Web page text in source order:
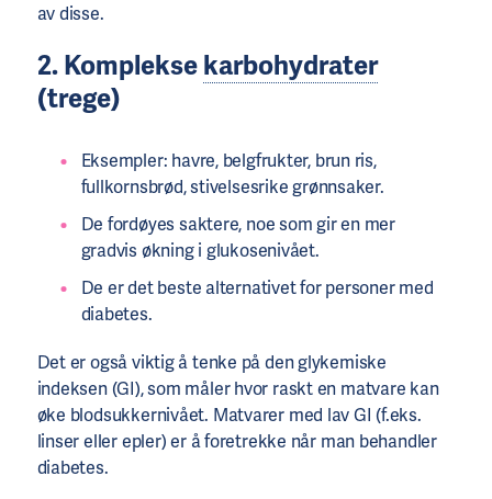
av disse.
2. Kompleksekarbohydrater
(trege)
Eksempler: havre, belgfrukter, brun ris,
fullkornsbrød, stivelsesrike grønnsaker.
De fordøyes saktere, noe som gir en mer
gradvis økning i glukosenivået.
De er det beste alternativet for personer med
diabetes.
Det er også viktig å tenke på den glykemiske
indeksen (GI), som måler hvor raskt en matvare kan
øke blodsukkernivået. Matvarer med lav GI (f.eks.
linser eller epler) er å foretrekke når man behandler
diabetes.